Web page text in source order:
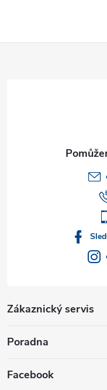
Zákaznický servis
Poradna
Facebook